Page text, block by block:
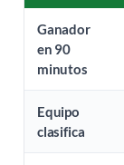
Ganador
en 90
minutos
Equipo
clasifica